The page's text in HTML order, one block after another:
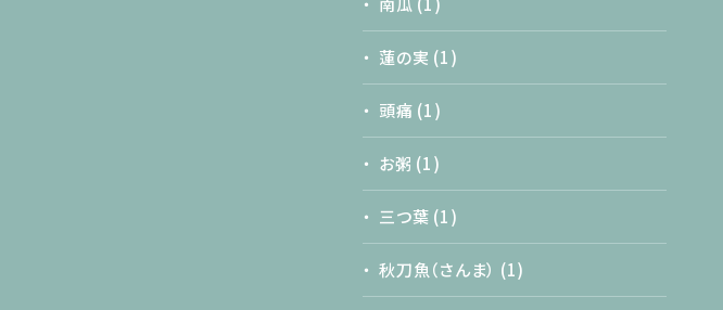
蓮の実 (1)
頭痛 (1)
お粥 (1)
三つ葉 (1)
秋刀魚（さんま） (1)